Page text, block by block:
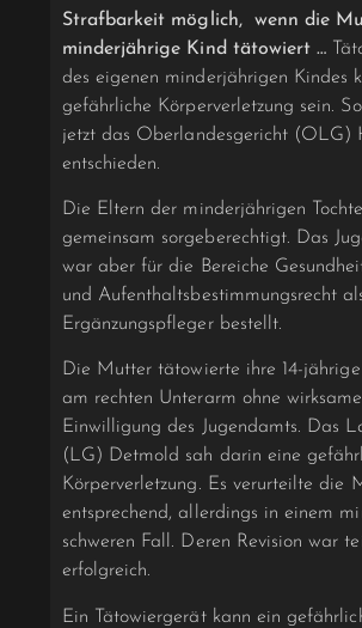
Strafbarkeit möglich, wenn die
minderjährige Kind tätowiert …
des eigenen minderjährigen Kindes
gefährliche Körperverletzung sein.
jetzt das Oberlandesgericht (OLG)
entschieden.
Die Eltern der minderjährigen
gemeinsam sorgeberechtigt. Das
war aber für die Bereiche
und Aufenthaltsbestimmungsrecht
Ergänzungspfleger bestellt.
Die Mutter tätowierte ihre 14-jährige
am rechten Unterarm ohne wirksame
Einwilligung des Jugendamts. Das
(LG) Detmold sah darin eine
Körperverletzung. Es verurteilte die
entsprechend, allerdings in einem
schweren Fall. Deren Revision war
erfolgreich.
Ein Tätowiergerät kann ein